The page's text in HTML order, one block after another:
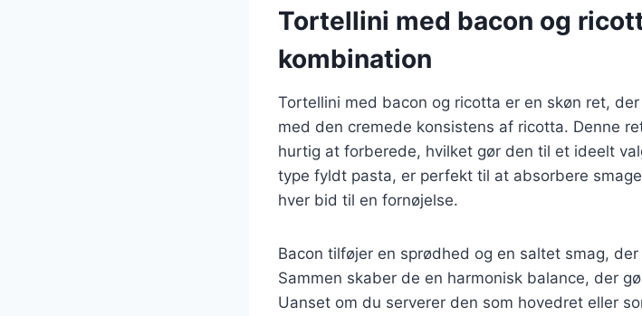
Tortellini med bacon og
kombination
Tortellini med bacon og ricotta er en skøn ret,
med den cremede konsistens af ricotta. Denne
hurtig at forberede, hvilket gør den til et ideelt
type fyldt pasta, er perfekt til at absorbere
hver bid til en fornøjelse.
Bacon tilføjer en sprødhed og en saltet smag,
Sammen skaber de en harmonisk balance, der
Uanset om du serverer den som hovedret eller